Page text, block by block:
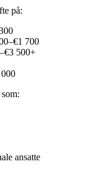
på:
700
500+
ansatte